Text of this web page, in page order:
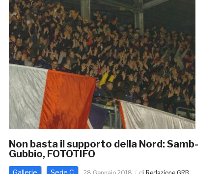
Non basta il supporto della Nord: Samb-
Gubbio, FOTOTIFO